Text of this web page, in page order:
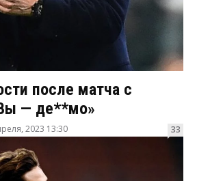
после матча с
— де**мо»
2023 13:30 33